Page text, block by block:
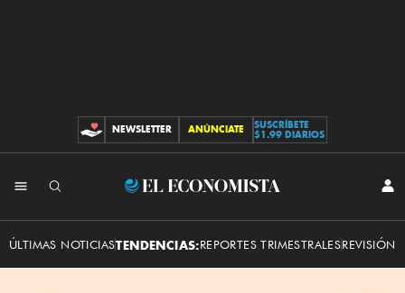
CONTRIBUCIONES
NEWSLETTER ANÚNCIATE
SUSCRÍBETE
$1.99 DIARIOS
El
ÚLTIMAS NOTICIASTENDENCIAS:REPORTES TRIMESTRALESREVISIÓN